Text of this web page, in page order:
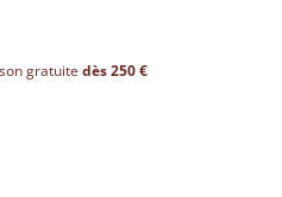
gratuitedès 250 €